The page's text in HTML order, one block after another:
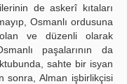
de askerî kıtaları
Osmanlı ordusuna
olan ve düzenli olarak
paşalarının da
sahte bir isyan
sonra, Alman işbirlikçisi